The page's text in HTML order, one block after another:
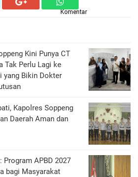
Komentar
Kini Punya CT
Tak Perlu Lagi ke
yang Bikin Dokter
Kapolres Soppeng
Daerah Aman dan
Program APBD 2027
bagi Masyarakat